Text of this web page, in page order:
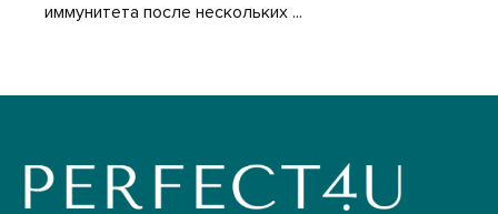
иммунитета после нескольких ...